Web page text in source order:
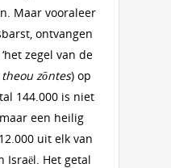
Maar vooraleer
ontvangen
zegel van de
zōntes) op
144.000 is niet
een heilig
uit elk van
Israël. Het getal